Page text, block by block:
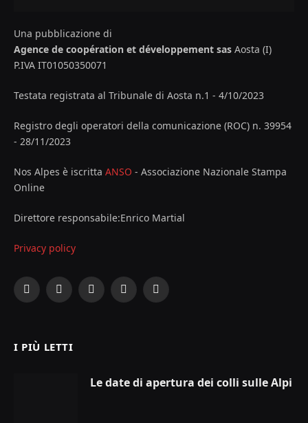
Una pubblicazione di
Agence de coopération et développement sas Aosta (I)
P.IVA IT01050350071
Testata registrata al Tribunale di Aosta n.1 - 4/10/2023
Registro degli operatori della comunicazione (ROC) n. 39954
- 28/11/2023
Nos Alpes è iscritta ANSO - Associazione Nazionale Stampa
Online
Direttore responsabile:Enrico Martial
Privacy policy
Facebook
X
InstagramYouTubeLinkedIn
I PIÙ LETTI
Le date di apertura dei colli sulle Alpi